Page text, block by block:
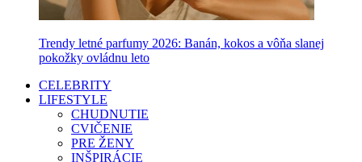
Trendy letné parfumy 2026: Banán, kokos a vôňa slanej
pokožky ovládnu leto
CELEBRITY
LIFESTYLE
CHUDNUTIE
CVIČENIE
PRE ŽENY
INŠPIRÁCIE